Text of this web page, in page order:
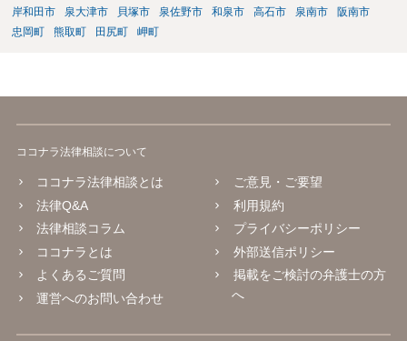
岸和田市
泉大津市 貝塚市 泉佐野市 和泉市 高石市 泉南市
阪南市
忠岡町
熊取町 田尻町 岬町
ココナラ法律相談について
ココナラ法律相談とは
法律Q&A
法律相談コラム
ココナラとは
よくあるご質問
運営へのお問い合わせ
ご意見・ご要望
利用規約
プライバシーポリシー
外部送信ポリシー
掲載をご検討の弁護士の方
へ